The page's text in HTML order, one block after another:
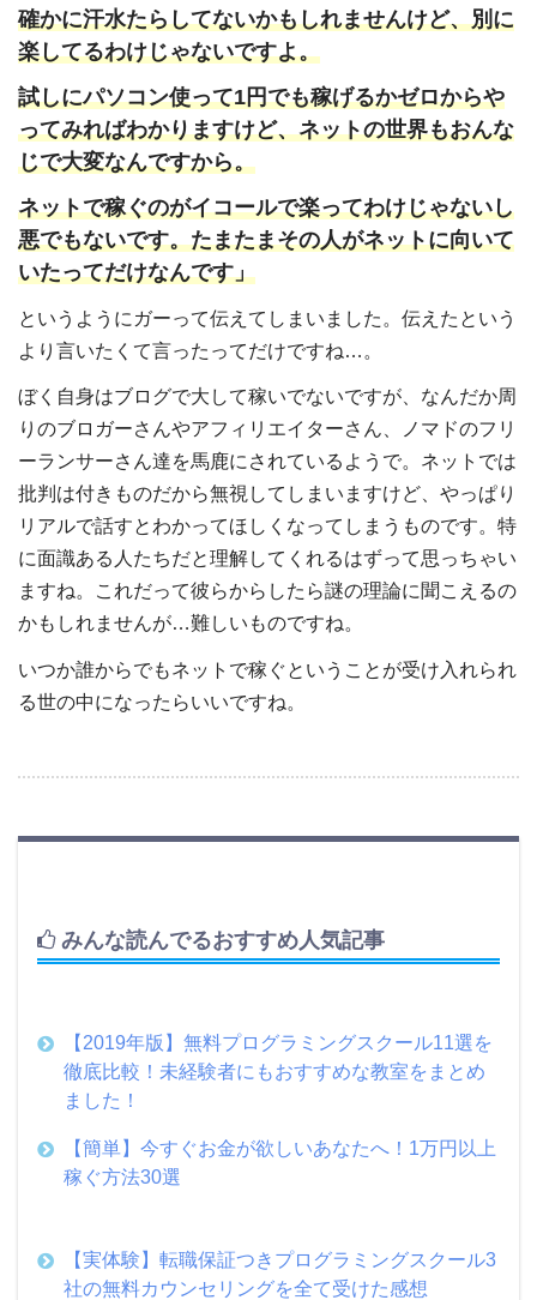
確かに汗水たらしてないかもしれませんけど、別に
楽してるわけじゃないですよ。
試しにパソコン使って1円でも稼げるかゼロからや
ってみればわかりますけど、ネットの世界もおんな
じで大変なんですから。
ネットで稼ぐのがイコールで楽ってわけじゃないし
悪でもないです。たまたまその人がネットに向いて
いたってだけなんです」
というようにガーって伝えてしまいました。伝えたという
より言いたくて言ったってだけですね…。
ぼく自身はブログで大して稼いでないですが、なんだか周
りのブロガーさんやアフィリエイターさん、ノマドのフリ
ーランサーさん達を馬鹿にされているようで。ネットでは
批判は付きものだから無視してしまいますけど、やっぱり
リアルで話すとわかってほしくなってしまうものです。特
に面識ある人たちだと理解してくれるはずって思っちゃい
ますね。これだって彼らからしたら謎の理論に聞こえるの
かもしれませんが…難しいものですね。
いつか誰からでもネットで稼ぐということが受け入れられ
る世の中になったらいいですね。
みんな読んでるおすすめ人気記事
【2019年版】無料プログラミングスクール11選を
徹底比較！未経験者にもおすすめな教室をまとめ
ました！
【簡単】今すぐお金が欲しいあなたへ！1万円以上
稼ぐ方法30選
【実体験】転職保証つきプログラミングスクール3
社の無料カウンセリングを全て受けた感想